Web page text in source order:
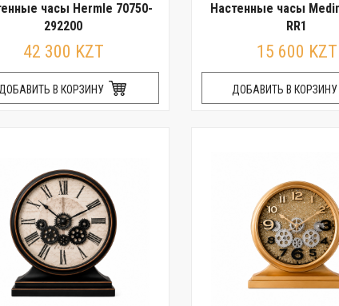
часы Hermle 70750-
292200
42 300 KZT
В КОРЗИНУ
Настенные часы
RR1
15 600 KZT
ДОБАВИТЬ В КОРЗИНУ